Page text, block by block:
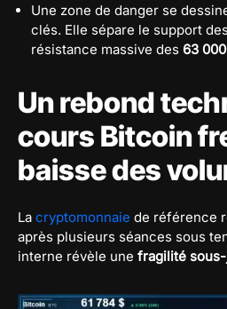
Une zone de danger se
clés. Elle sépare le support
résistance massive des 63
Un rebond
cours Bitcoin
baisse des
La cryptomonnaie de référence
après plusieurs séances sous
interne révèle une fragilité